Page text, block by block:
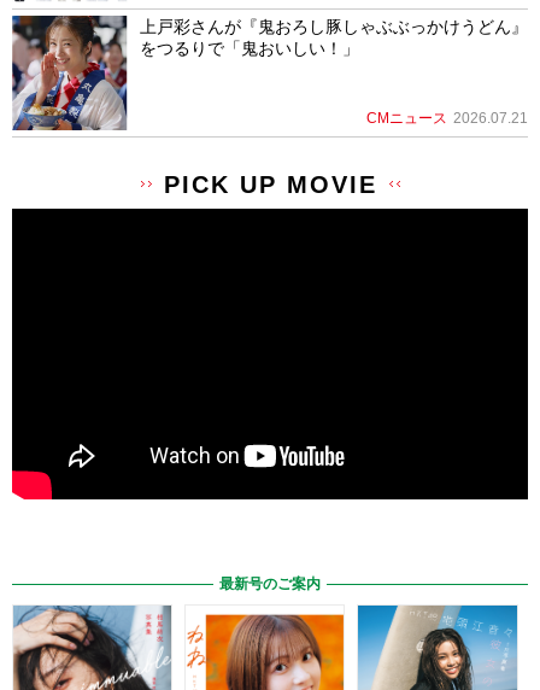
上戸彩さんが『鬼おろし豚しゃぶぶっかけうどん』
をつるりで「鬼おいしい！」
CMニュース 2026.07.21
PICK UP MOVIE
最新号のご案内